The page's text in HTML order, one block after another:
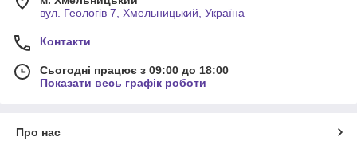
вул. Геологів 7, Хмельницький, Україна
Контакти
Сьогодні працює з 09:00 до 18:00
Показати весь графік роботи
Про нас